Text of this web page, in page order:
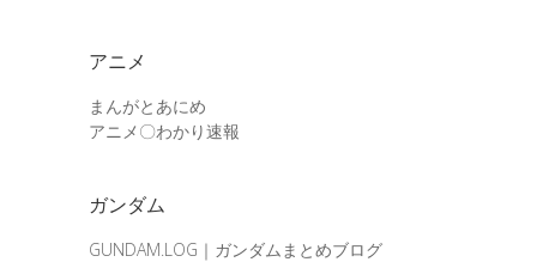
アニメ
まんがとあにめ
アニメ〇わかり速報
ガンダム
GUNDAM.LOG｜ガンダムまとめブログ